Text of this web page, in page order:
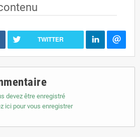
TWITTER
devez être enregistré
ici pour vous enregistrer